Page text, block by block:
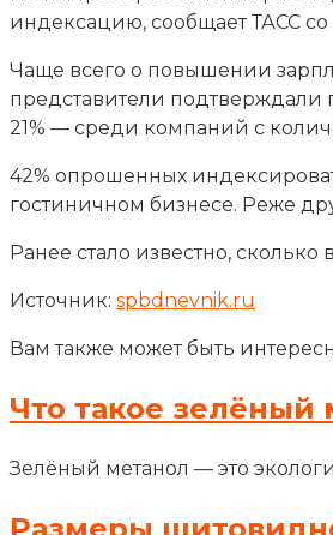
индексацию, сообщает ТАСС со
Чаще всего о повышении
представители подтверждали
21% — среди компаний с
42% опрошенных
гостиничном бизнесе. Реже
Ранее стало известно,
Источник: spbdnevnik.ru
Вам также может быть
Что такое
Зелёный метанол — это
Размеры